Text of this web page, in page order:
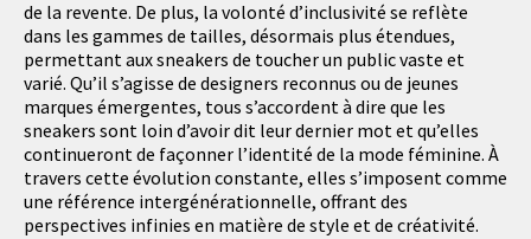
de la revente. De plus, la volonté d’inclusivité se reflète
dans les gammes de tailles, désormais plus étendues,
permettant aux sneakers de toucher un public vaste et
varié. Qu’il s’agisse de designers reconnus ou de jeunes
marques émergentes, tous s’accordent à dire que les
sneakers sont loin d’avoir dit leur dernier mot et qu’elles
continueront de façonner l’identité de la mode féminine. À
travers cette évolution constante, elles s’imposent comme
une référence intergénérationnelle, offrant des
perspectives infinies en matière de style et de créativité.